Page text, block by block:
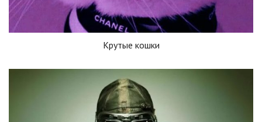
Крутые кошки